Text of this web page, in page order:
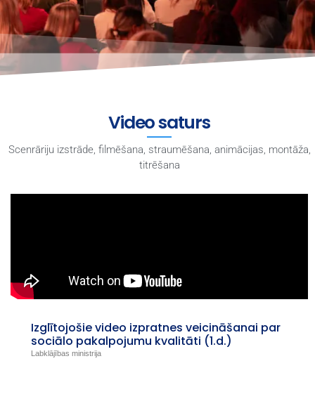
Video saturs
Scenrāriju izstrāde, filmēšana, straumēšana, animācijas, montāža,
titrēšana
Izglītojošie video izpratnes veicināšanai par
sociālo pakalpojumu kvalitāti (1.d.)
Labklājības ministrija